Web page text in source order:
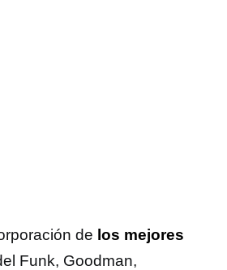
de los mejores
Funk, Goodman,